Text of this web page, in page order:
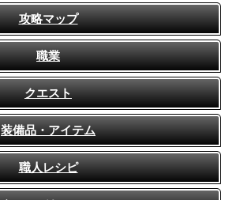
攻略マップ
職業
クエスト
装備品・アイテム
職人レシピ